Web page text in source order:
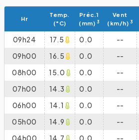
Hr
Temp.
(°C)
Préc.1
(mm) 3
Vent
(km/h) 3
09h24 17.5 0.0 --
09h00
16.5 0.0 --
08h00
15.0 0.0 --
07h00
14.3 0.0 --
06h00
14.1 0.0 --
05h00
14.9 0.0 --
04h00
14.7 0.0 --